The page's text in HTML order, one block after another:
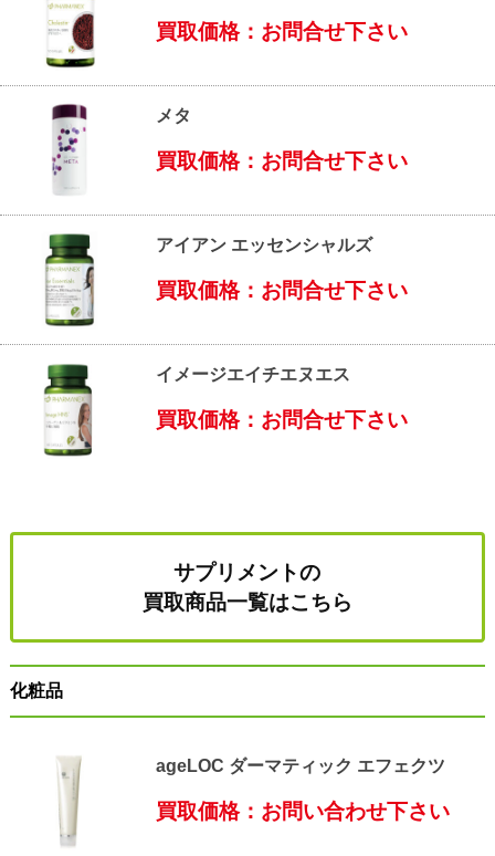
買取価格：お問合せ下さい
メタ
買取価格：お問合せ下さい
アイアン エッセンシャルズ
買取価格：お問合せ下さい
イメージエイチエヌエス
買取価格：お問合せ下さい
サプリメントの
買取商品一覧はこちら
化粧品
ageLOC ダーマティック エフェクツ
買取価格：お問い合わせ下さい